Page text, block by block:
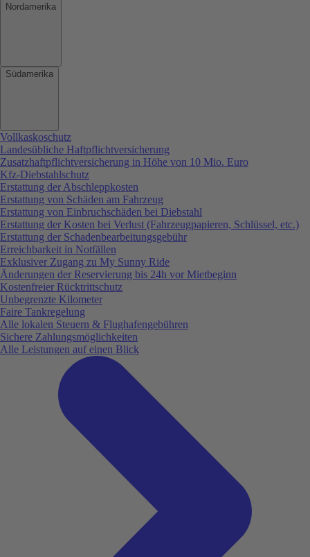
Nordamerika
Südamerika
Vollkaskoschutz
Landesübliche Haftpflichtversicherung
Zusatzhaftpflichtversicherung in Höhe von 10 Mio. Euro
Kfz-Diebstahlschutz
Erstattung der Abschleppkosten
Erstattung von Schäden am Fahrzeug
Erstattung von Einbruchschäden bei Diebstahl
Erstattung der Kosten bei Verlust (Fahrzeugpapieren, Schlüssel, etc.)
Erstattung der Schadenbearbeitungsgebühr
Erreichbarkeit in Notfällen
Exklusiver Zugang zu My Sunny Ride
Änderungen der Reservierung bis 24h vor Mietbeginn
Kostenfreier Rücktrittschutz
Unbegrenzte Kilometer
Faire Tankregelung
Alle lokalen Steuern & Flughafengebühren
Sichere Zahlungsmöglichkeiten
Alle Leistungen auf einen Blick